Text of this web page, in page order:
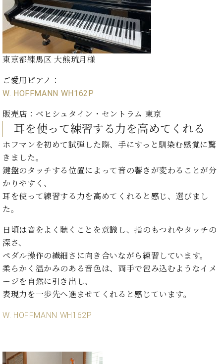
東京都練馬区 大熊琉月様
ご愛用ピアノ：
W. HOFFMANN WH162P
販売店：ベヒシュタイン・セントラム 東京
耳を使って練習する力を高めてくれる
ホフマンを初めて試弾した際、手にすっと馴染む感覚に驚
きました。
鍵盤のタッチする位置によって音の響きが変わることが分
かりやすく、
耳を使って練習する力を高めてくれると感じ、選びまし
た。
日頃は音をよく聴くことを意識し、指のもつれやタッチの
深さ、
ペダル操作の繊細さに向き合いながら練習しています。
柔らかく温かみのある音色は、両手で包み込むようなイメ
ージを自然に引き出し、
表現力を一歩先へ進ませてくれると感じています。
W. HOFFMANN WH162P